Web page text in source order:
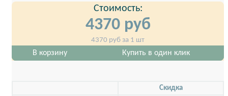
Стоимость:
4370руб
4370 руб за 1 шт
В корзину Купить в один клик
Скидкa